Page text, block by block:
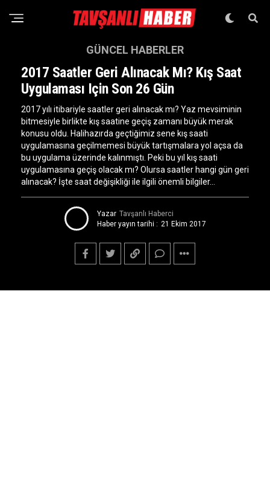
GÜNCEL HABERLER
2017 Saatler Geri Alınacak Mı? Kış Saat
Uygulaması Için Son 26 Gün
2017 yılı itibariyle saatler geri alınacak mı? Yaz mevsiminin
bitmesiyle birlikte kış saatine geçiş zamanı büyük merak
konusu oldu. Halihazırda geçtiğimiz sene kış saati
uygulamasına geçilmemesi büyük tartışmalara yol açsa da
bu uygulama üzerinde kalınmıştı. Peki bu yıl kış saati
uygulamasına geçiş olacak mı? Olursa saatler hangi gün geri
alınacak? İşte saat değişikliği ile ilgili önemli bilgiler…
Yazar Tavşanlı Haberci
Haber yayın tarihi : 21 Ekim 2017